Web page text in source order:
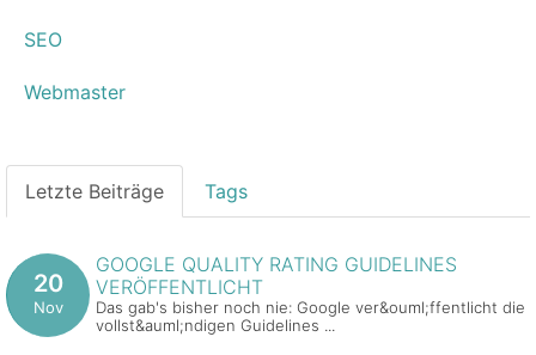
SEO
Webmaster
Letzte Beiträge Tags
20
Nov
GOOGLE QUALITY RATING GUIDELINES
VERÖFFENTLICHT
Das gab's bisher noch nie: Google ver&ouml;ffentlicht die
vollst&auml;ndigen Guidelines ...